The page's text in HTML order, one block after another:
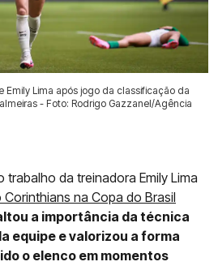
Emily Lima após jogo da classificação da
- Foto: Rodrigo Gazzanel/Agência
da treinadora Emily Lima
na Copa do Brasil
a importância da técnica
equipe e valorizou a forma
o elenco em momentos